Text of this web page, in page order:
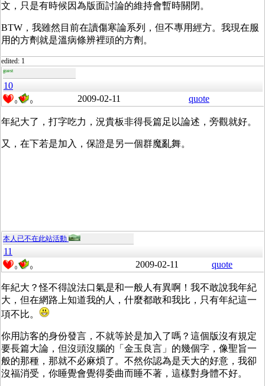
文，只是有時候因為版面討論的維持會暫時關閉。
BTW，我雖然目前在讀傷寒論系列，但不專用經方。我現在服
用的方劑就是溫病條辨裡頭的方劑。
edited: 1
guest
10
0 0 2009-02-11 quote
年紀大了，打字吃力，況貴板非得長篇足以論述，旁觀就好。
又，在下若是加入，保證是另一個群魔亂舞。
本人已不在此站活動
11
0 0 2009-02-11 quote
年紀大？怪不得說法口氣是和一般人有異啊！我不敢說我年紀
大，但在網路上知道我的人，什麼都敢和我比，只有年紀這一
項不比。
你用訪客的身份發言，不就等於是加入了嗎？這個版沒有規定
要長篇大論，但沒頭沒腦的「金玉良言」的幾個字，像聖旨一
般的那種，那就不必麻煩了。不然你認為是天大的好意，我卻
沒福消受，你睡覺會覺得委曲而睡不著，這樣對身體不好。